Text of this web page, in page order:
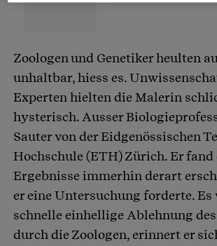
Zoologen und Genetiker heulten
unhaltbar, hiess es.
Experten hielten die Malerin
hysterisch. Ausser
Sauter von der Eidgenössischen
Hochschule (ETH) Zürich. Er fand
Ergebnisse immerhin derart
er eine Untersuchung forderte. Es
schnelle einhellige Ablehnung
durch die Zoologen, erinnert er